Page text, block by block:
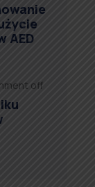
AED
off